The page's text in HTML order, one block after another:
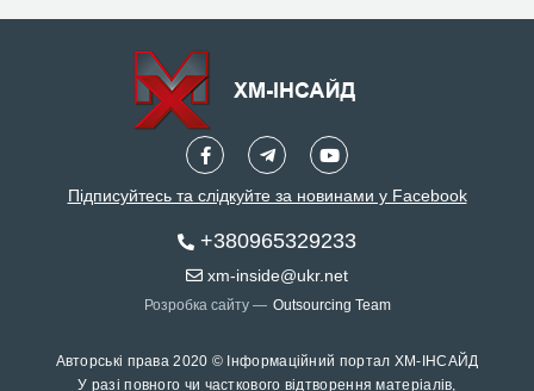
Підписуйтесь та слідкуйте за новинами у Facebook
+380965329233
xm-inside@ukr.net
Розробка сайту — Outsourcing Team
Авторські права 2020 © Інформаційний портал ХМ-ІНСАЙД
У разі повного чи часткового відтворення матеріалів,